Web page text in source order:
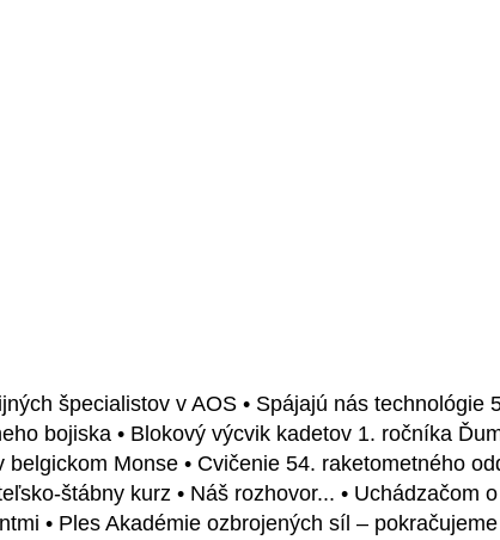
špecialistov v AOS • Spájajú nás
bojiska • Blokový výcvik kadetov 1. ročníka
Monse • Cvičenie 54. raketometného
štábny kurz • Náš rozhovor... •
• Ples Akadémie ozbrojených síl –